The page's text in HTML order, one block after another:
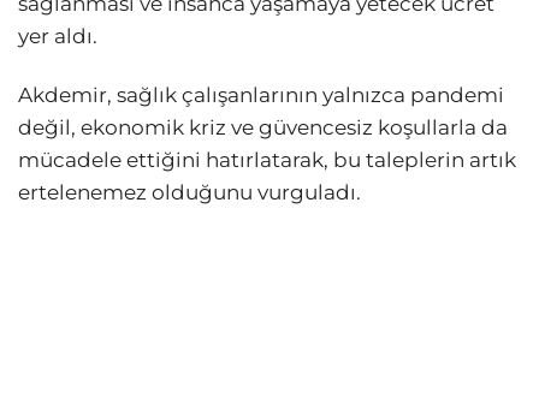
yer aldı.
Akdemir, sağlık çalışanlarının yalnızca pandemi
değil, ekonomik kriz ve güvencesiz koşullarla da
mücadele ettiğini hatırlatarak, bu taleplerin artık
ertelenemez olduğunu vurguladı.